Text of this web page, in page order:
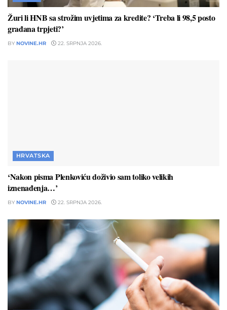
Žuri li HNB sa strožim uvjetima za kredite? ‘Treba li 98,5 posto
građana trpjeti?’
BY NOVINE.HR 22. SRPNJA 2026.
HRVATSKA
‘Nakon pisma Plenkoviću doživio sam toliko velikih
iznenađenja…’
BY NOVINE.HR 22. SRPNJA 2026.